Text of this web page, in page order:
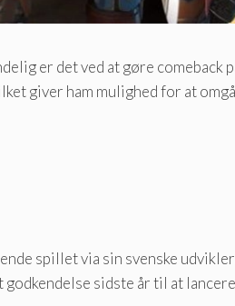
er det ved at gøre comeback
giver ham mulighed for at
spillet via sin svenske
sidste år til at